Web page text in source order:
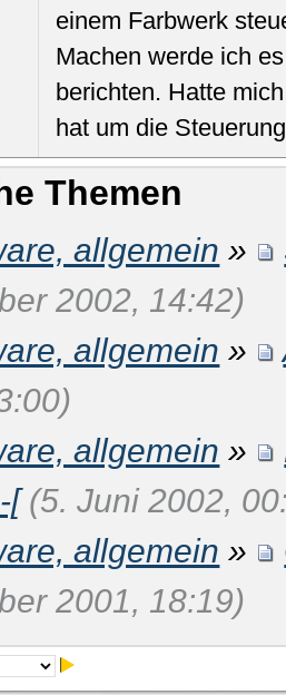
einem Farbwerk
Machen werde ich
berichten. Hatte
hat um die
Themen
allgemein »
2002, 14:42)
allgemein »
allgemein »
[ (5. Juni 2002,
allgemein »
2001, 18:19)